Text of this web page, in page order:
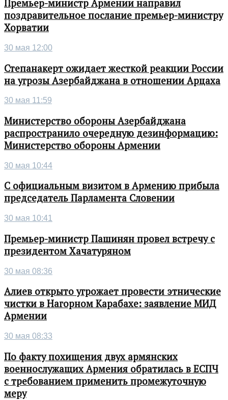
Премьер-министр Армении направил
поздравительное послание премьер-министру
Хорватии
30 мая 12:00
Степанакерт ожидает жесткой реакции России
на угрозы Азербайджана в отношении Арцаха
30 мая 11:59
Министерство обороны Азербайджана
распространило очередную дезинформацию:
Министерство обороны Армении
30 мая 10:44
С официальным визитом в Армению прибыла
председатель Парламента Словении
30 мая 10:41
Премьер-министр Пашинян провел встречу с
президентом Хачатуряном
30 мая 08:36
Алиев открыто угрожает провести этнические
чистки в Нагорном Карабахе: заявление МИД
Армении
30 мая 08:33
По факту похищения двух армянских
военнослужащих Армения обратилась в ЕСПЧ
с требованием применить промежуточную
меру